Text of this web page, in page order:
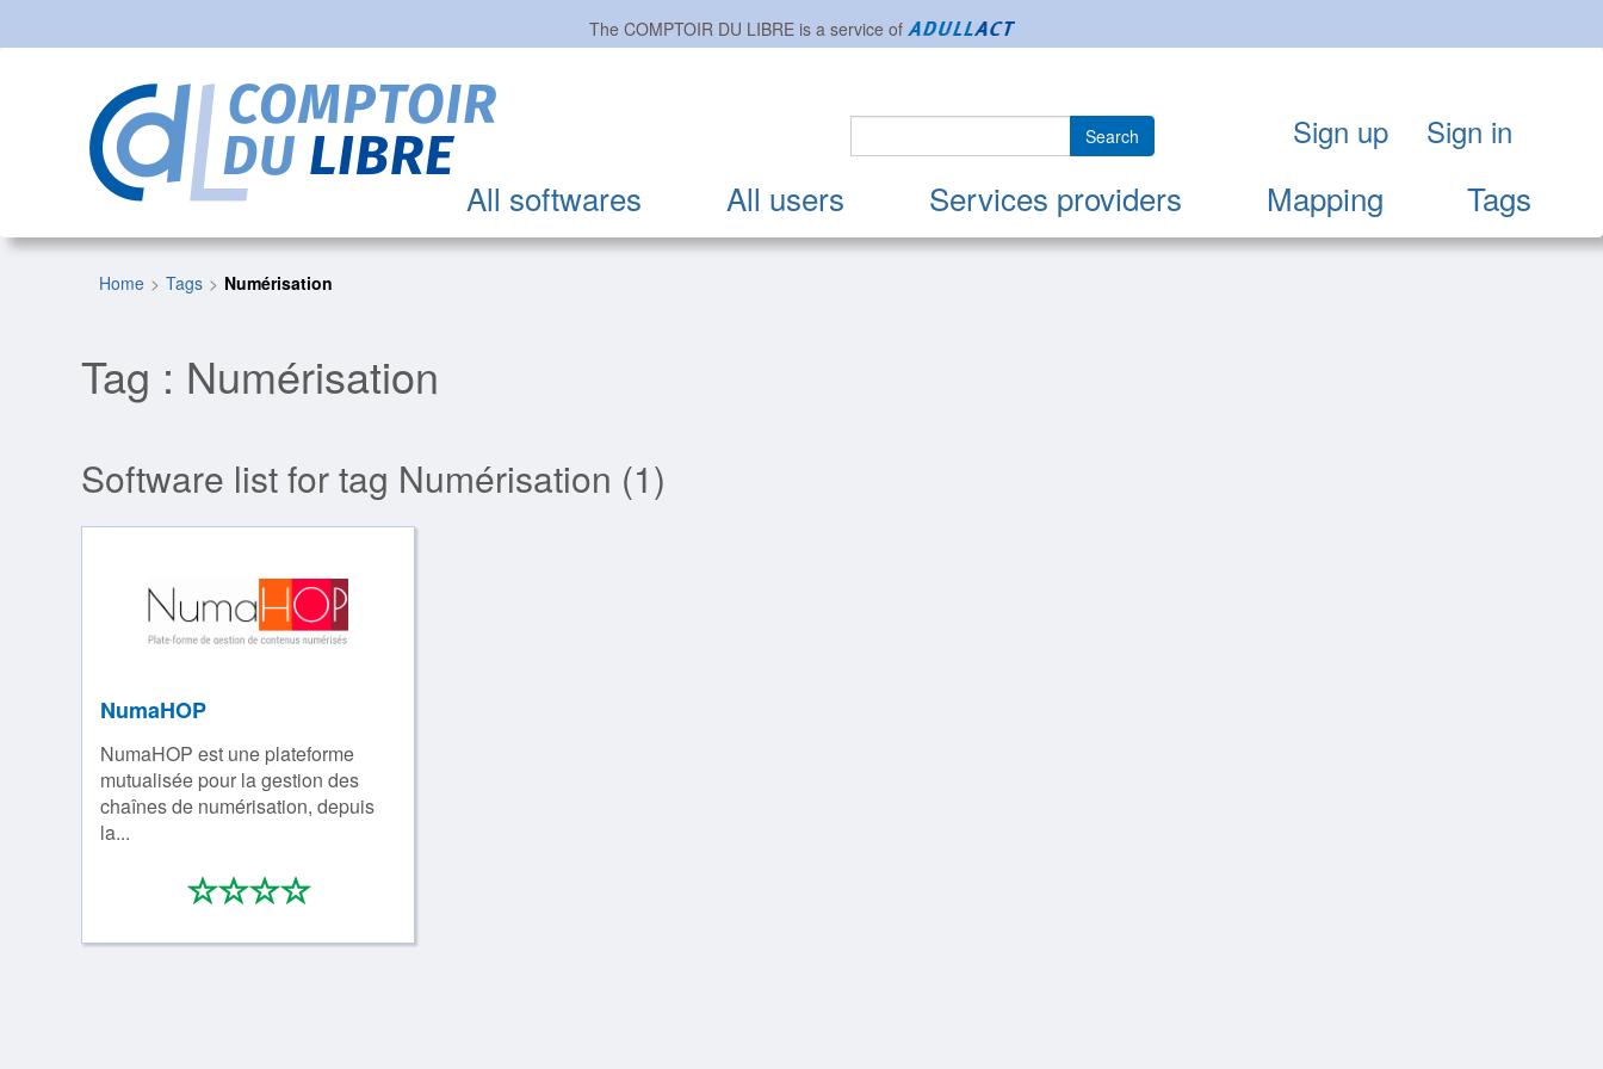
The COMPTOIR DU LIBREis a service of
All softwares All users Services providers Mapping Tags
Search Sign up Sign in
Home Tags Numérisation
Tag : Numérisation
Software list for tag Numérisation (1)
NumaHOP
NumaHOP est une plateforme
mutualisée pour la gestion des
chaînes de numérisation, depuis
la...
****
0/4